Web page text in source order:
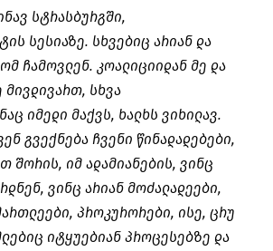
სტრასბურგში,
სესიაზე. სხვებიც არიან და
ჩამოვლენ. კოალიციიდან მე და
მივდივართ, სხვა
იმედი მაქვს, ხალხს ვიხილავ.
გვექნება ჩვენი წინადადებები,
შორის, იმ ადამიანების, ვინც
ვინც არიან მოძალადეები,
პროკურორები, ისე, ცრუ
იტყუებიან პროცესებზე და